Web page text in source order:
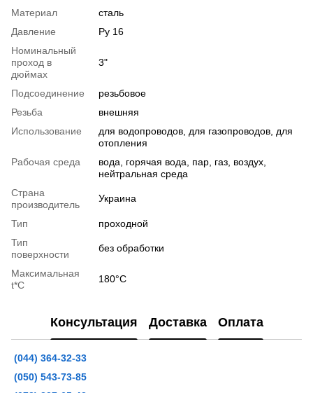
Материал
сталь
Давление
Ру 16
Номинальный
проход в
дюймах
3"
Подсоединение
резьбовое
Резьба
внешняя
Использование
для водопроводов, для газопроводов, для
отопления
Рабочая среда
вода, горячая вода, пар, газ, воздух,
нейтральная среда
Страна
производитель
Украина
Тип
проходной
Тип
поверхности
без обработки
Максимальная
t*C
180°С
Консультация Доставка Оплата
(044) 364-32-33
(050) 543-73-85